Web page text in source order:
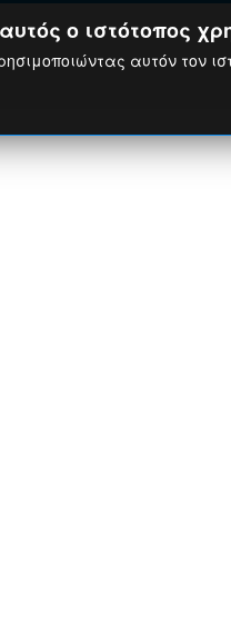
ο ιστότοπος
αυτόν τον